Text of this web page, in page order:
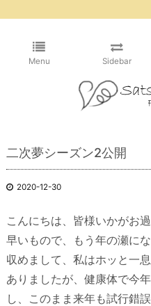
Menu Sidebar
二次夢シーズン2公開
2020-12-30
こんにちは、皆様いかがお
早いもので、もう年の瀬に
収めまして、私はホッと一
ありましたが、健康体で今
し、このまま来年も試行錯